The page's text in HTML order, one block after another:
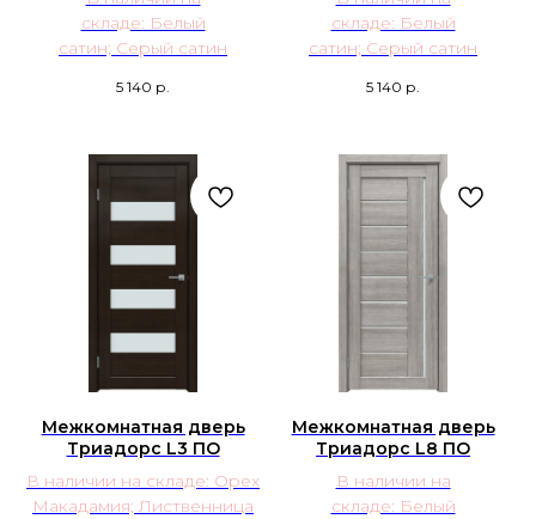
складе: Белый
сатин; Серый сатин
5 140 р.
складе: Белый
сатин; Серый сатин
5 140 р.
Межкомнатная дверь
Триадорс L3 ПО
В наличии на складе: Орех
Макадамия; Лиственница
Межкомнатная дверь
Триадорс L8 ПО
В наличии на
складе: Белый